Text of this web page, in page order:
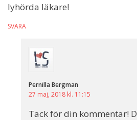
lyhörda läkare!
SVARA
Pernilla Bergman
27 maj, 2018 kl. 11:15
Tack för din kommentar!